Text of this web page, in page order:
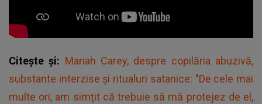
Citește și: Mariah Carey, despre copilăria abuzivă,
substante interzise și ritualuri satanice: "De cele mai
multe ori, am simțit că trebuie să mă protejez de el,